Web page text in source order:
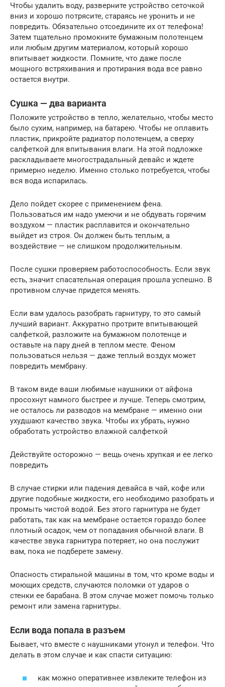
Чтобы удалить воду, разверните устройство сеточкой
вниз и хорошо потрясите, стараясь не уронить и не
повредить. Обязательно отсоедините их от телефона!
Затем тщательно промокните бумажным полотенцем
или любым другим материалом, который хорошо
впитывает жидкости. Помните, что даже после
мощного встряхивания и протирания вода все равно
остается внутри.
Сушка — два варианта
Положите устройство в тепло, желательно, чтобы место
было сухим, например, на батарею. Чтобы не оплавить
пластик, прикройте радиатор полотенцем, а сверху
салфеткой для впитывания влаги. На этой подложке
раскладываете многострадальный девайс и ждете
примерно неделю. Именно столько потребуется, чтобы
вся вода испарилась.
Дело пойдет скорее с применением фена.
Пользоваться им надо умеючи и не обдувать горячим
воздухом — пластик расплавится и окончательно
выйдет из строя. Он должен быть теплым, а
воздействие — не слишком продолжительным.
После сушки проверяем работоспособность. Если звук
есть, значит спасательная операция прошла успешно. В
противном случае придется менять.
Если вам удалось разобрать гарнитуру, то это самый
лучший вариант. Аккуратно протрите впитывающей
салфеткой, разложите на бумажном полотенце и
оставьте на пару дней в теплом месте. Феном
пользоваться нельзя — даже теплый воздух может
повредить мембрану.
В таком виде ваши любимые наушники от айфона
просохнут намного быстрее и лучше. Теперь смотрим,
не осталось ли разводов на мембране — именно они
ухудшают качество звука. Чтобы их убрать, нужно
обработать устройство влажной салфеткой
Действуйте осторожно — вещь очень хрупкая и ее легко
повредить
В случае стирки или падения девайса в чай, кофе или
другие подобные жидкости, его необходимо разобрать и
промыть чистой водой. Без этого гарнитура не будет
работать, так как на мембране остается гораздо более
плотный осадок, чем от попадания обычной влаги. В
качестве звука гарнитура потеряет, но она послужит
вам, пока не подберете замену.
Опасность стиральной машины в том, что кроме воды и
моющих средств, случаются поломки от ударов о
стенки ее барабана. В этом случае может помочь только
ремонт или замена гарнитуры.
Если вода попала в разъем
Бывает, что вместе с наушниками утонул и телефон. Что
делать в этом случае и как спасти ситуацию:
как можно оперативнее извлеките телефон из